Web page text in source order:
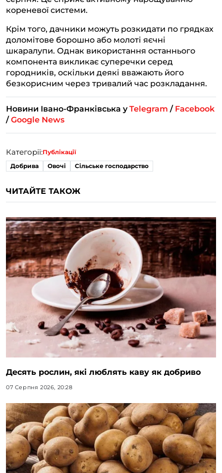
кореневої системи.
Крім того, дачники можуть розкидати по грядках
доломітове борошно або молоті яєчні
шкаралупи. Однак використання останнього
компонента викликає суперечки серед
городників, оскільки деякі вважають його
безкорисним через тривалий час розкладання.
Новини Івано-Франківська уTelegram / Facebook
/Google News
Категорії:Публікації
Добрива
Овочі Сільське господарство
ЧИТАЙТЕ ТАКОЖ
Десять рослин, які люблять каву як добриво
07 Серпня 2026, 20:28